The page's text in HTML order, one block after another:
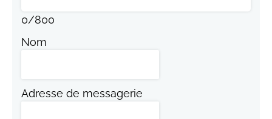
0/800
Nom
Adresse de messagerie